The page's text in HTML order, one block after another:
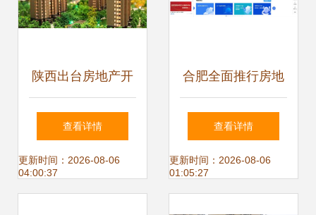
陕西出台房地产开
发企业资质管理新
规 规范经营行为
查看详情
更新时间：2026-08-06
04:00:37
合肥全面推行房地
产开发企业资质电
子证照 提升物业管
查看详情
更新时间：2026-08-06
01:05:27